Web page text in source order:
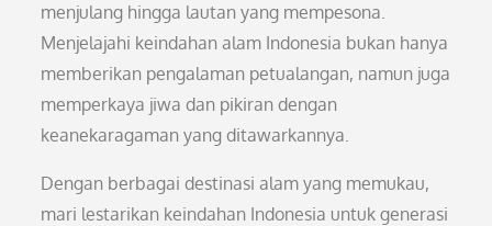
menjulang hingga lautan yang mempesona.
Menjelajahi keindahan alam Indonesia bukan hanya
memberikan pengalaman petualangan, namun juga
memperkaya jiwa dan pikiran dengan
keanekaragaman yang ditawarkannya.
Dengan berbagai destinasi alam yang memukau,
mari lestarikan keindahan Indonesia untuk generasi